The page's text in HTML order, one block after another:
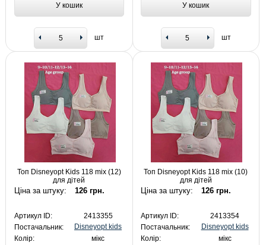
У кошик
шт
У кошик
шт
Топ Disneyopt Kids 118 mix (12)
для дітей
Ціна за штуку: 126 грн.
Артикул ID:
2413355
Постачальник:
Disneyopt kids
Колір:
мікс
Топ Disneyopt Kids 118 mix (10)
для дітей
Ціна за штуку: 126 грн.
Артикул ID:
2413354
Постачальник:
Disneyopt kids
Колір:
мікс